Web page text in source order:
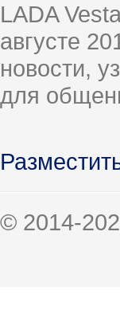
LADA
августе
новости,
для
© 2014-